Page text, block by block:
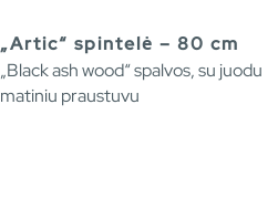
„Artic“ spintelė – 80 cm
„Black ash wood“ spalvos, su juodu
matiniu praustuvu